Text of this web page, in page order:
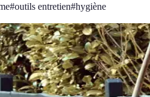
#outils entretien#hygiène